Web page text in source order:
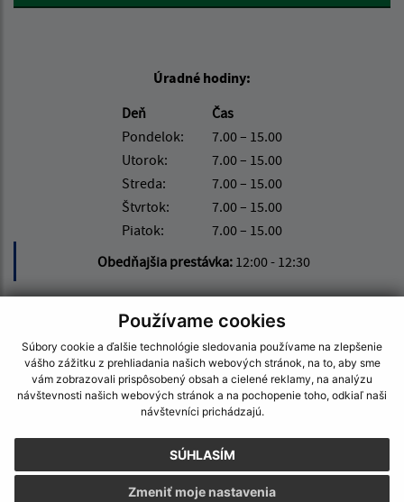
Používame cookies
Súbory cookie a ďalšie technológie sledovania používame na zlepšenie
vášho zážitku z prehliadania našich webových stránok, na to, aby sme
vám zobrazovali prispôsobený obsah a cielené reklamy, na analýzu
návštevnosti našich webových stránok a na pochopenie toho, odkiaľ naši
návštevníci prichádzajú.
SÚHLASÍM
Zmeniť moje nastavenia
Úradné hodiny:
Deň
Čas
Pondelok:
7.00 – 15.00
Utorok:
7.00 – 15.00
Streda:
7.00 – 15.00
Štvrtok:
7.00 – 15.00
Piatok:
7.00 – 15.00
Obedňajšia prestávka: 12:00 - 12:30
Kontakt:
Obecný úrad Michalok
Michalok 62
094 23 Merník
starosta@obecmichalok.sk
+421 57 44229 85
IČO: 00332577